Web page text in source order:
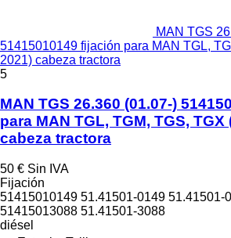
MAN TGS
51415010149 fijación para MAN TGL,
2021) cabeza tractora
5
MAN TGS 26.360 (01.07-)
para MAN TGL, TGM, TGS, TGX
cabeza tractora
50 € Sin IVA
Fijación
51415010149 51.41501-0149 51.41501-
51415013088 51.41501-3088
diésel